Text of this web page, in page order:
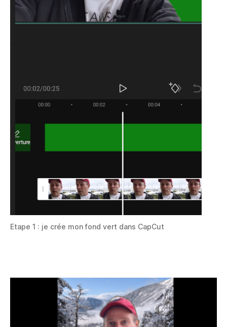
Etape 1 : je crée mon fond vert dans CapCut